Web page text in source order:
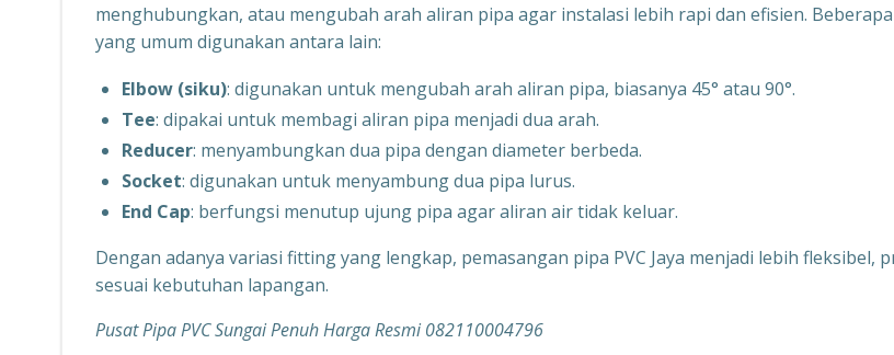
menghubungkan, atau mengubah arah aliran pipa agar instalasi lebih rapi dan efisien.
yang umum digunakan antara lain:
Elbow (siku): digunakan untuk mengubah arah aliran pipa, biasanya 45° atau 90°.
Tee: dipakai untuk membagi aliran pipa menjadi dua arah.
Reducer: menyambungkan dua pipa dengan diameter berbeda.
Socket: digunakan untuk menyambung dua pipa lurus.
End Cap: berfungsi menutup ujung pipa agar aliran air tidak keluar.
Dengan adanya variasi fitting yang lengkap, pemasangan pipa PVC Jaya menjadi lebih fleksibel,
sesuai kebutuhan lapangan.
Pusat Pipa PVC Sungai Penuh Harga Resmi 082110004796